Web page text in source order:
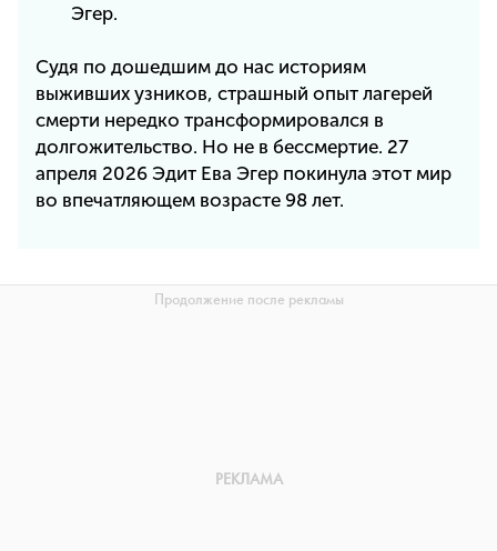
Эгер.
Судя по дошедшим до нас историям
выживших узников, страшный опыт лагерей
смерти нередко трансформировался в
долгожительство. Но не в бессмертие. 27
апреля 2026 Эдит Ева Эгер покинула этот мир
во впечатляющем возрасте 98 лет.